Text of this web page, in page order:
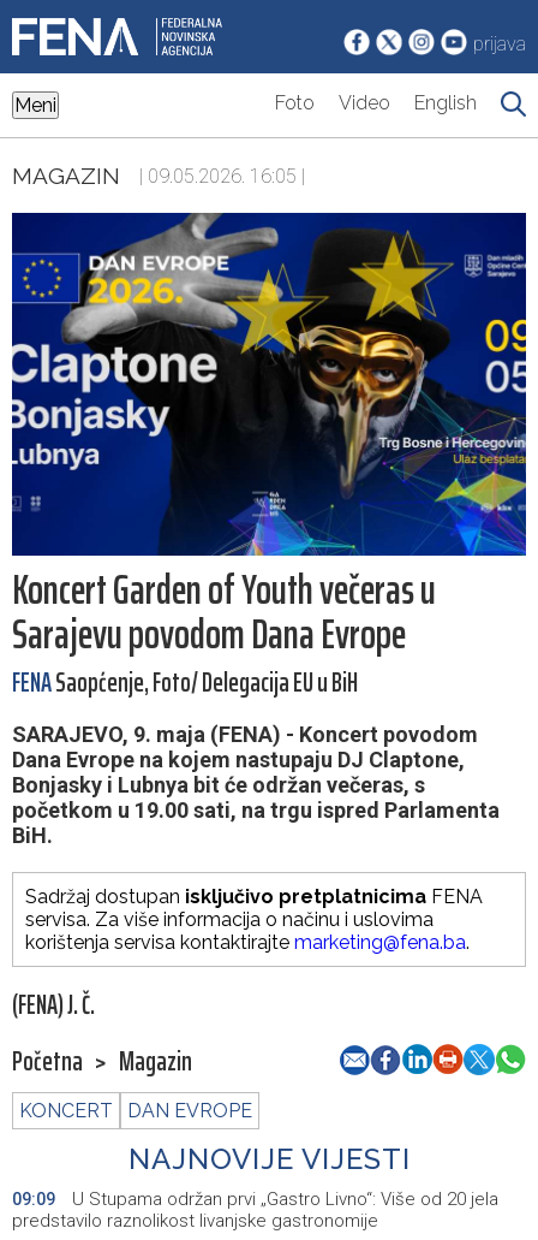
prijava
Meni Foto Video English
MAGAZIN | 09.05.2026. 16:05 |
Koncert Garden of Youth večeras u
Sarajevu povodom Dana Evrope
FENASaopćenje, Foto/ Delegacija EU u BiH
SARAJEVO, 9. maja (FENA) - Koncert povodom
Dana Evrope na kojem nastupaju DJ Claptone,
Bonjasky i Lubnya bit će održan večeras, s
početkom u 19.00 sati, na trgu ispred Parlamenta
BiH.
Sadržaj dostupan isključivo pretplatnicima FENA
servisa. Za više informacija o načinu i uslovima
korištenja servisa kontaktirajte marketing@fena.ba.
(FENA) J. Č.
Početna > Magazin
KONCERT DAN EVROPE
NAJNOVIJE VIJESTI
09:09
U Stupama održan prvi „Gastro Livno“: Više od 20 jela
predstavilo raznolikost livanjske gastronomije